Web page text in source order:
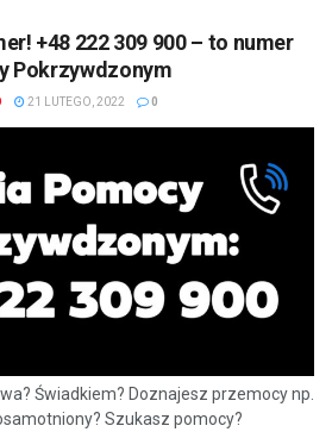
+48 222 309 900 – to numer
Pokrzywdzonym
21 LUTEGO, 2022 0
Świadkiem? Doznajesz przemocy np.
Szukasz pomocy?